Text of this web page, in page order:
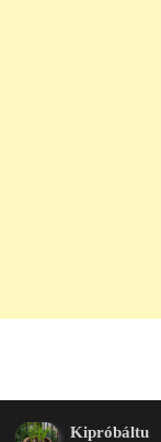
Kipróbáltu